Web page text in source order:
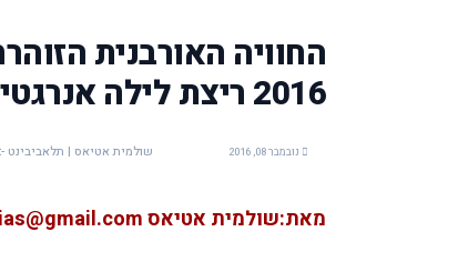
2016 ריצת לילה אנרגטית ברחבי העיר ללא הפסקה!
נובמבר 08, 2016 שולמית אטיאס | תלאביבינט -Tel Avivi Net
מאת:שולמית אטיאס shulamit.atias@gmail.com